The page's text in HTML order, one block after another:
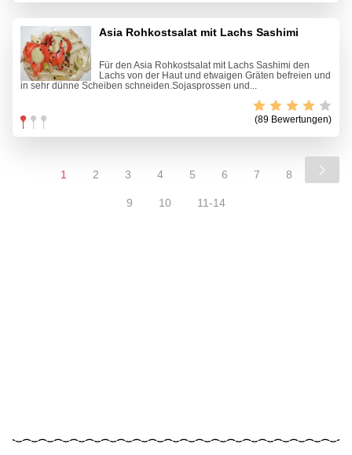
Asia Rohkostsalat mit Lachs Sashimi
Für den Asia Rohkostsalat mit Lachs Sashimi den
Lachs von der Haut und etwaigen Gräten befreien und
in sehr dünne Scheiben schneiden.Sojasprossen und...
(89 Bewertungen)
1 2 3 4 5 6 7 8
9 10 11-14